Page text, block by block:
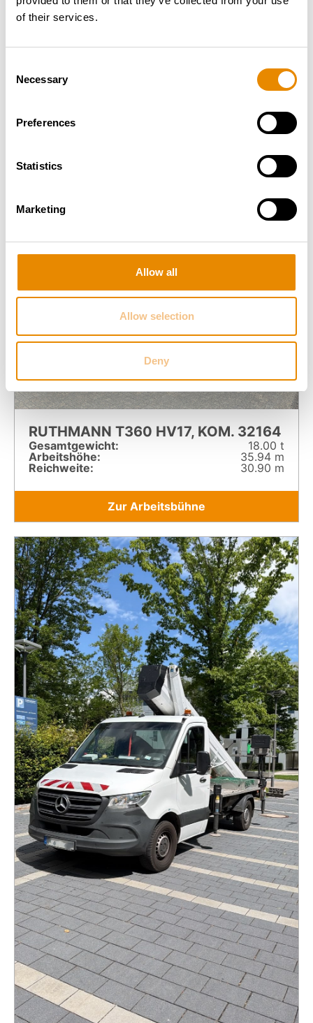
of their services.
Selection
Necessary
Preferences
Statistics
Marketing
Allow all
Allow selection
Deny
RUTHMANN T360 HV17, KOM. 32164
Gesamt­gewicht:
18.00 t
Arbeitshöhe:
35.94 m
Reichweite:
30.90 m
Zur Arbeitsbühne